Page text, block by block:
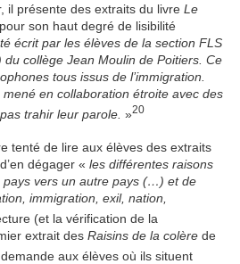
il présente des extraits du livre Le
son haut degré de lisibilité
écrit par les élèves de la section FLS
collège Jean Moulin de Poitiers. Ce
tous issus de l’immigration.
en collaboration étroite avec des
trahir leur parole. »20
tenté de lire aux élèves des extraits
dégager « les différentes raisons
pays vers un autre pays (…) et de
immigration, exil, nation,
(et la vérification de la
extrait des Raisins de la colère de
demande aux élèves où ils situent